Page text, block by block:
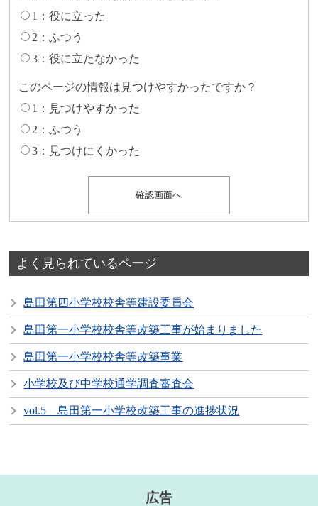
1：役に立った
2：ふつう
3：役に立たなかった
このページの情報は見つけやすかったですか？
1：見つけやすかった
2：ふつう
3：見つけにくかった
よく見られているページ
島田第四小学校校舎等建設委員会
島田第一小学校校舎等改築工事が始まりました
島田第一小学校校舎等改築事業
小学校及び中学校通学調査審査会
vol.5 島田第一小学校改築工事の進捗状況
広告